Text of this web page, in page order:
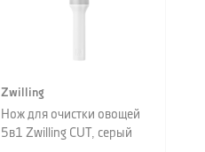
Zwilling
Нож для очистки овощей
5в1 Zwilling CUT, серый